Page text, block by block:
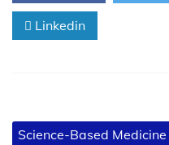
的
数
据
Linkedin
Science-Based Medicine